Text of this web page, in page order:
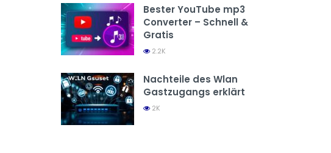
Bester YouTube mp3
Converter – Schnell &
Gratis
2.2K
Nachteile des Wlan
Gastzugangs erklärt
2K